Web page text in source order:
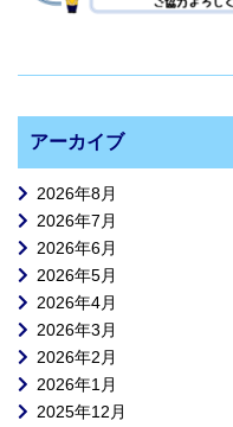
アーカイブ
2026年8月
2026年7月
2026年6月
2026年5月
2026年4月
2026年3月
2026年2月
2026年1月
2025年12月